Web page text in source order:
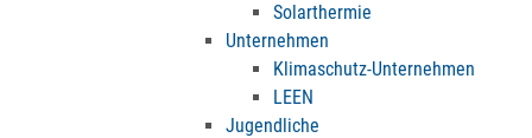
Solarthermie
Unternehmen
Klimaschutz-Unternehmen
LEEN
Jugendliche